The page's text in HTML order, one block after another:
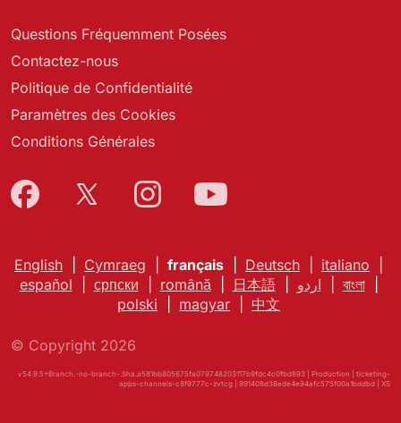
Questions Fréquemment Posées
Contactez-nous
Politique de Confidentialité
Paramètres des Cookies
Conditions Générales
English Cymraeg français Deutsch italiano
español
српски română| 日本語| اردو বাংলা|
polski
magyar 中文
© Copyright 2026
v54.9.5+Branch.-no-branch-.Sha.a581bb805675fa079748203117b9fdc4c0fbd893 | Production | ticketing-
apps-channels-c8f9777c-zvtcg | 991408d38ede4e94afc575f00a1bddbd | XS